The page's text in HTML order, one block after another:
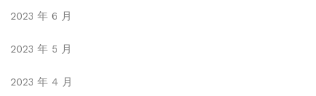
2023 年 6 月
2023 年 5 月
2023 年 4 月